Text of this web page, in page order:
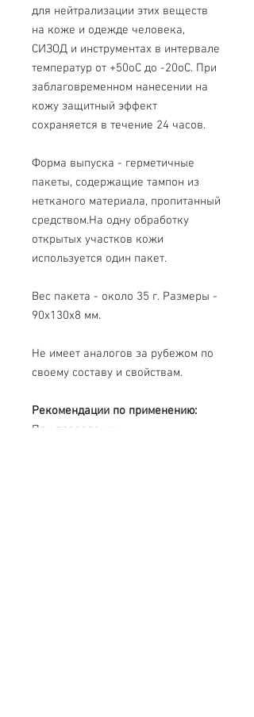
для нейтрализации этих веществ
на коже и одежде человека,
СИЗОД и инструментах в интервале
температур от +50оС до -20оС. При
заблаговременном нанесении на
кожу защитный эффект
сохраняется в течение 24 часов.
Форма выпуска - герметичные
пакеты, содержащие тампон из
нетканого материала, пропитанный
средством.На одну обработку
открытых участков кожи
используется один пакет.
Вес пакета - около 35 г. Размеры -
90x130x8 мм.
Не имеет аналогов за рубежом по
своему составу и свойствам.
Рекомендации по применению:
При проведении